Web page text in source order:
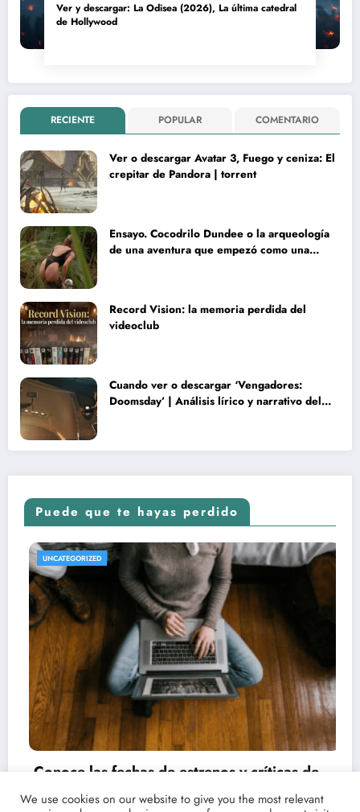
Ver y descargar: La Odisea (2026), La última catedral
de Hollywood
RECIENTE POPULAR COMENTARIO
Ver o descargar Avatar 3, Fuego y ceniza: El
crepitar de Pandora | torrent
Ensayo. Cocodrilo Dundee o la arqueología
de una aventura que empezó como una
Record Vision: la memoria perdida del
videoclub
Cuando ver o descargar ‘Vengadores:
Doomsday’ | Análisis lírico y narrativo del
Puede que te hayas perdido
REVISTA DE CINE | NOTICIAS, IMÁGENES, TRÁILERS, ARTÍCULOS Y CRÍTICAS
UNCATEGORIZED
We use cookies on our website to give you the most relevant